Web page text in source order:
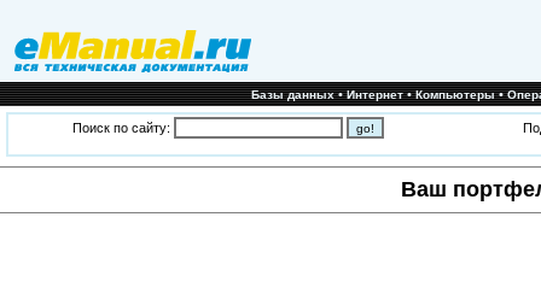
Базы данных•Интернет•Компьютеры•
Поиск по сайту:
Ваш